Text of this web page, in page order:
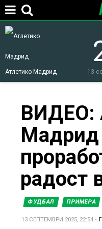
Атлетико Мадрид 13
here
ВИДЕО:
Мадрид
радост
ФУДБАЛ ПРИМЕРА
13 СЕПТЕМВРИ 2025, 22:54 •